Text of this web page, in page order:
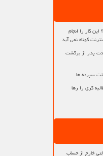
کار را انجام
کوتاه نمی آید
پدر از برگشت
سپرده ها
گری را رها
دولتی خارج از حساب